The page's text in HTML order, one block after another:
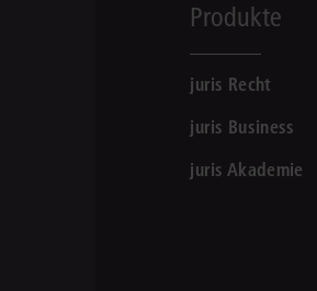
Produkte
juris Recht
juris Business
juris Akademie